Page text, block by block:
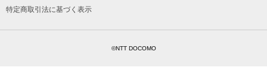
特定商取引法に基づく表示
©NTT DOCOMO